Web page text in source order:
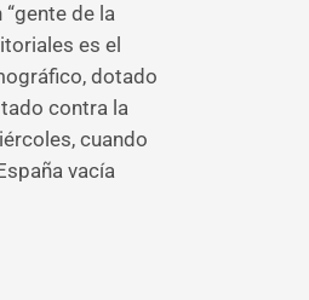
de la
es el
dotado
contra la
cuando
vacía